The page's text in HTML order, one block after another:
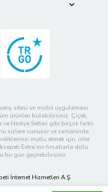
sitesi ve mobil uygulaması
ürünleri bulabilirsiniz. Çiçek,
Hediye Setleri gibi birçok farklı
sizlere sunuyor ve zamanında
mutlu etmek için, ister
Extra’nın fırsatlarla dolu
bir gün geçirebilirsiniz.
İnternet Hizmetleri A.Ş